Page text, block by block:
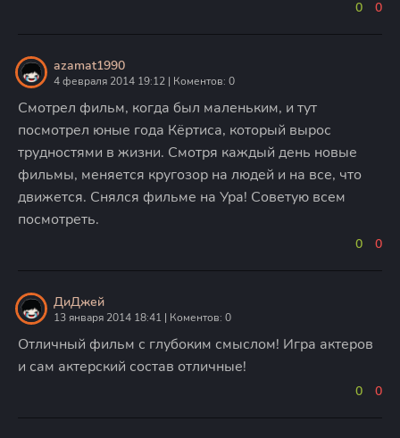
0 0
azamat1990
4 февраля 2014 19:12 | Коментов: 0
Смотрел фильм, когда был маленьким, и тут
посмотрел юные года Кёртиса, который вырос
трудностями в жизни. Смотря каждый день новые
фильмы, меняется кругозор на людей и на все, что
движется. Снялся фильме на Ура! Советую всем
посмотреть.
0 0
ДиДжей
13 января 2014 18:41 | Коментов: 0
Отличный фильм с глубоким смыслом! Игра актеров
и сам актерский состав отличные!
0 0